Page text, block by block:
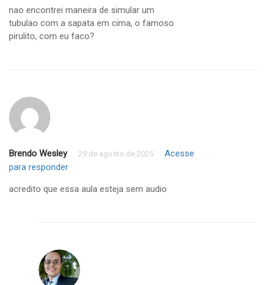
nao encontrei maneira de simular um
tubulao com a sapata em cima, o famoso
pirulito, com eu faco?
Brendo Wesley 29 de agosto de 2025
Acesse
para responder
acredito que essa aula esteja sem audio